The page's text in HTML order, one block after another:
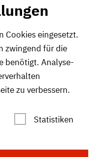
Cookies eingesetzt.
zwingend für die
benötigt. Analyse-
zu verbessern.
Statistiken